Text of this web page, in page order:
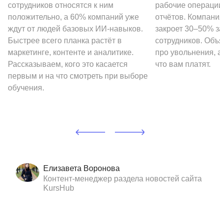
сотрудников относятся к ним
положительно, а 60% компаний уже
ждут от людей базовых ИИ-навыков.
Быстрее всего планка растёт в
маркетинге, контенте и аналитике.
Рассказываем, кого это касается
первым и на что смотреть при выборе
обучения.
рабочие
отчётов.
закроет 30–50%
сотрудников.
про увольнения,
что вам платят.
Елизавета Воронова
Контент-менеджер раздела новостей сайта
KursHub